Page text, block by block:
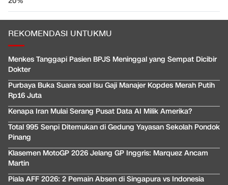
REKOMENDASI UNTUKMU
Menkes Tanggapi Pasien BPJS Meninggal yang Sempat Dicibir
Dokter
Purbaya Buka Suara soal Isu Gaji Manajer Kopdes Merah Putih
Rp16 Juta
Kenapa Iran Mulai Serang Pusat Data AI Milik Amerika?
Total 995 Senpi Ditemukan di Gedung Yayasan Sekolah Pondok
Pinang
Klasemen MotoGP 2026 Jelang GP Inggris: Marquez Ancam
Martin
Piala AFF 2026: 2 Pemain Absen di Singapura vs Indonesia